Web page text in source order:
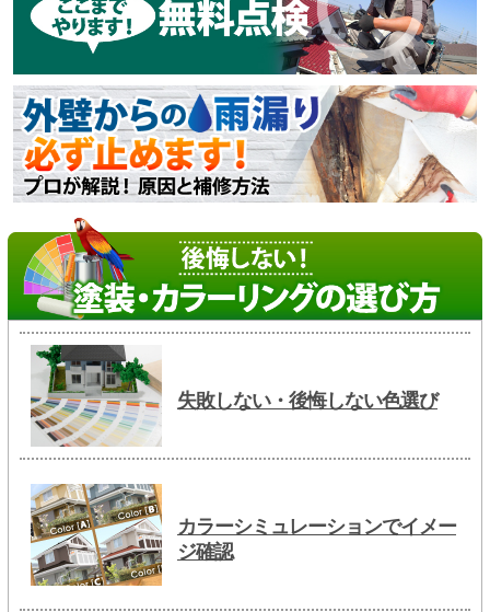
失敗しない・後悔しない色選び
カラーシミュレーションでイメー
ジ確認